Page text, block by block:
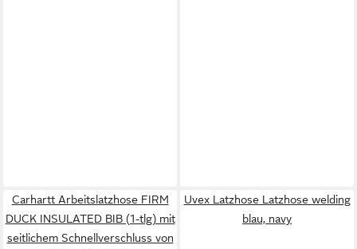
Carhartt Arbeitslatzhose FIRM
DUCK INSULATED BIB (1-tlg) mit
seitlichem Schnellverschluss von
Uvex Latzhose Latzhose welding
blau, navy